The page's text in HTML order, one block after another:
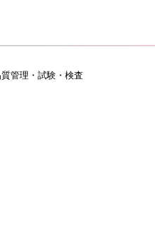
管理・試験・検査